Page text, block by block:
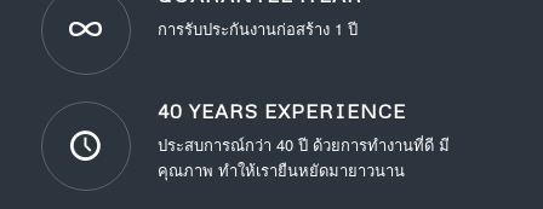
การรับประกันงานก่อสร้าง 1 ปี
40 YEARS EXPERIENCE
ประสบการณ์กว่า 40 ปี ด้วยการทำงานที่ดี มี
คุณภาพ ทำให้เรายืนหยัดมายาวนาน